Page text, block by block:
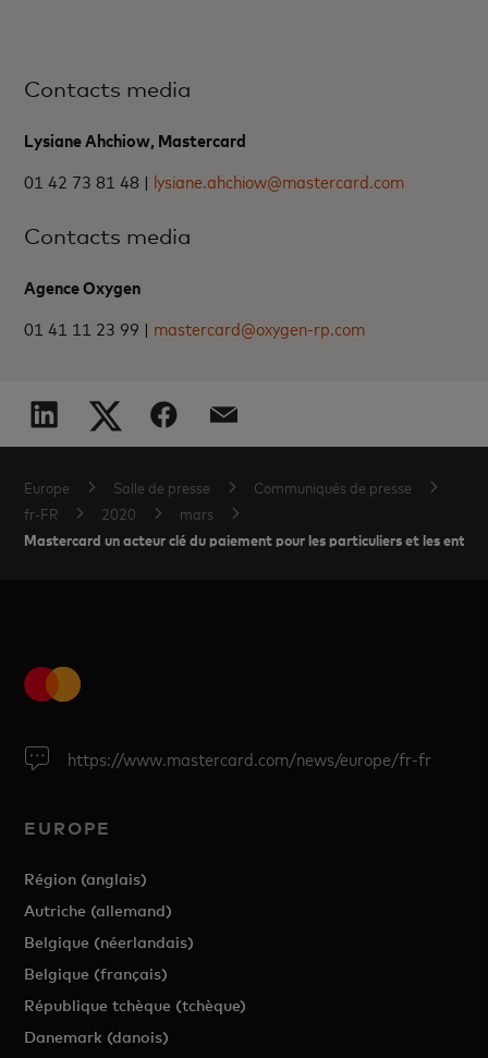
Contacts media
Lysiane Ahchiow, Mastercard
01 42 73 81 48 | lysiane.ahchiow@mastercard.com
Contacts media
Agence Oxygen
01 41 11 23 99 | mastercard@oxygen-rp.com
Europe Salle de presse
Communiqués de presse
fr-FR
2020 mars
Mastercard un acteur clé du paiement pour les particuliers et les
https://www.mastercard.com/news/europe/fr-fr
EUROPE
Région (anglais)
Autriche (allemand)
Belgique (néerlandais)
Belgique (français)
République tchèque (tchèque)
Danemark (danois)